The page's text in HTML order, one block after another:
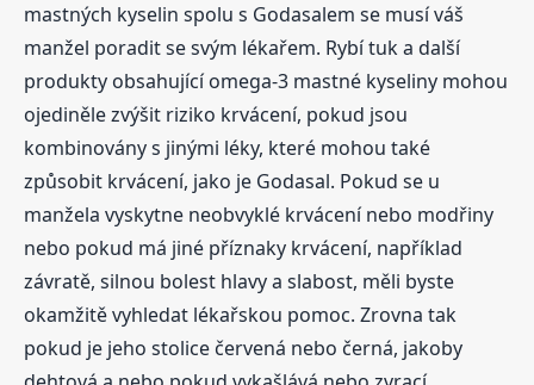
mastných kyselin spolu s Godasalem se musí váš
manžel poradit se svým lékařem. Rybí tuk a další
produkty obsahující omega-3 mastné kyseliny mohou
ojediněle zvýšit riziko krvácení, pokud jsou
kombinovány s jinými léky, které mohou také
způsobit krvácení, jako je Godasal. Pokud se u
manžela vyskytne neobvyklé krvácení nebo modřiny
nebo pokud má jiné příznaky krvácení, například
závratě, silnou bolest hlavy a slabost, měli byste
okamžitě vyhledat lékařskou pomoc. Zrovna tak
pokud je jeho stolice červená nebo černá, jakoby